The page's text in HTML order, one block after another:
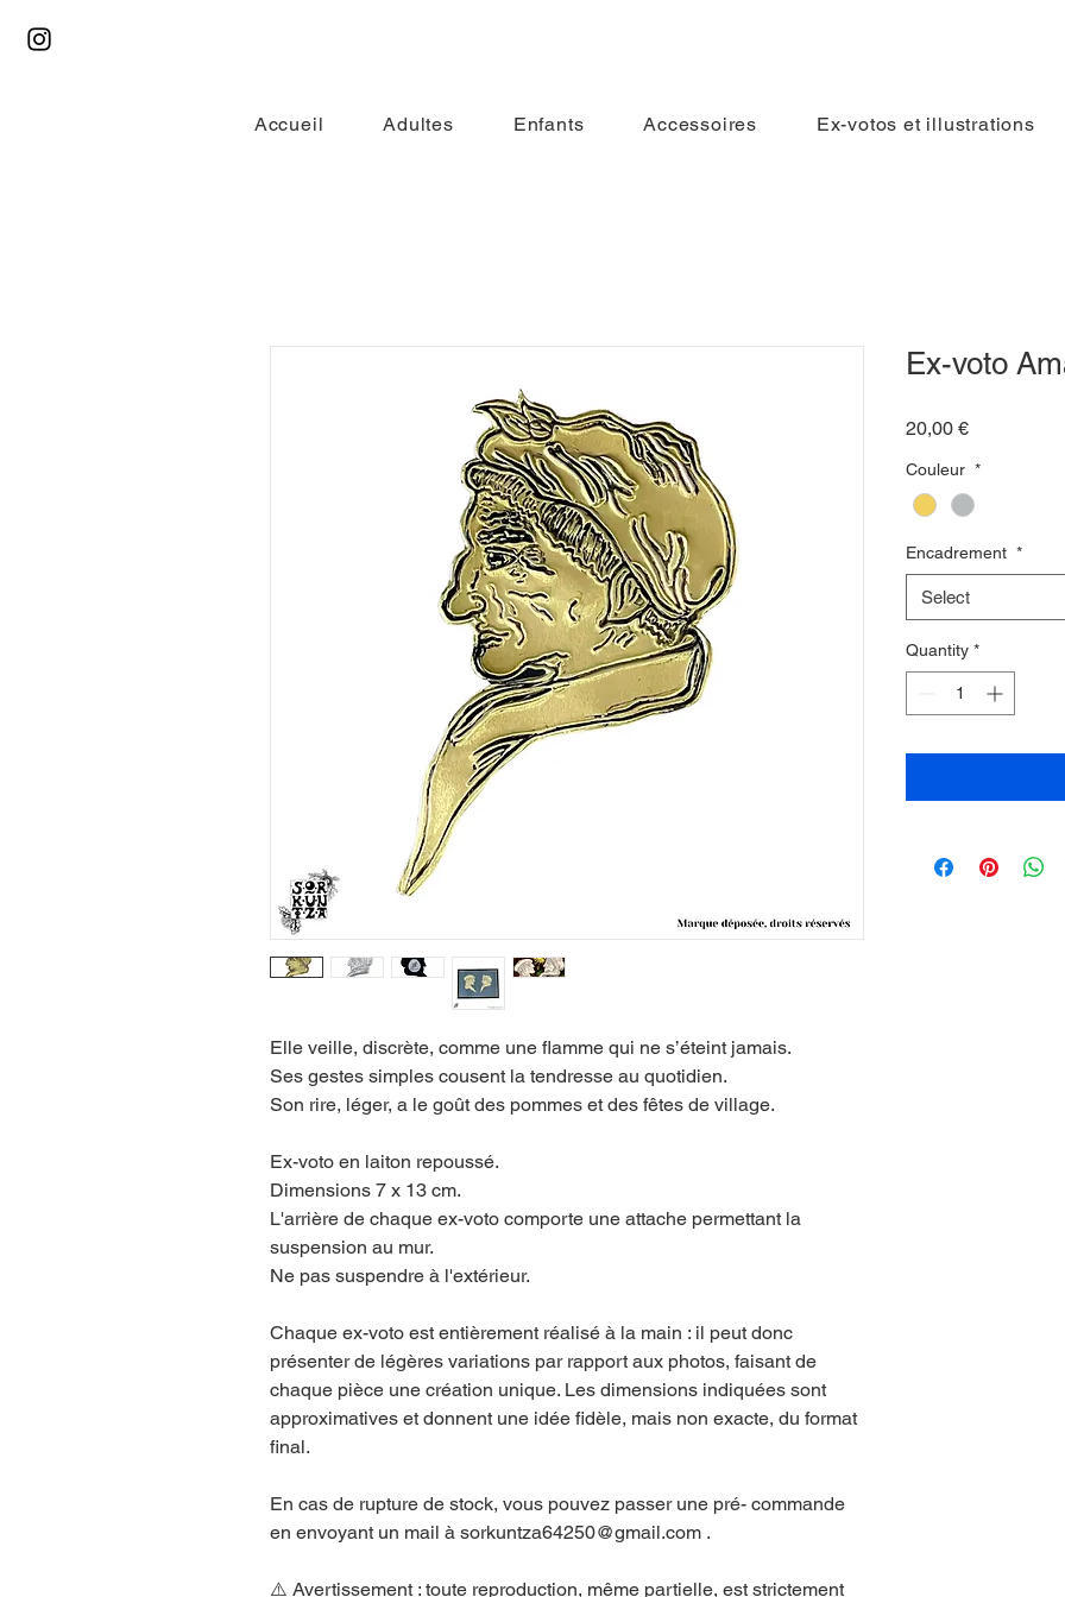
Log In
Accueil Adultes Enfants Accessoires Ex-votos et illustrations
Elle veille, discrète, comme une flamme qui ne s’éteint jamais.
Ses gestes simples cousent la tendresse au quotidien.
Son rire, léger, a le goût des pommes et des fêtes de village.
Ex-voto en laiton repoussé.
Dimensions 7 x 13 cm.
L'arrière de chaque ex-voto comporte une attache permettant la
suspension au mur.
Ne pas suspendre à l'extérieur.
Chaque ex-voto est entièrement réalisé à la main : il peut donc
présenter de légères variations par rapport aux photos, faisant de
chaque pièce une création unique. Les dimensions indiquées sont
approximatives et donnent une idée fidèle, mais non exacte, du format
final.
En cas de rupture de stock, vous pouvez passer une pré- commande
en envoyant un mail à sorkuntza64250@gmail.com .
⚠️ Avertissement : toute reproduction, même partielle, est strictement
Ex-voto
20,00 €Price
Couleur *
Encadrement *
Select
Quantity *